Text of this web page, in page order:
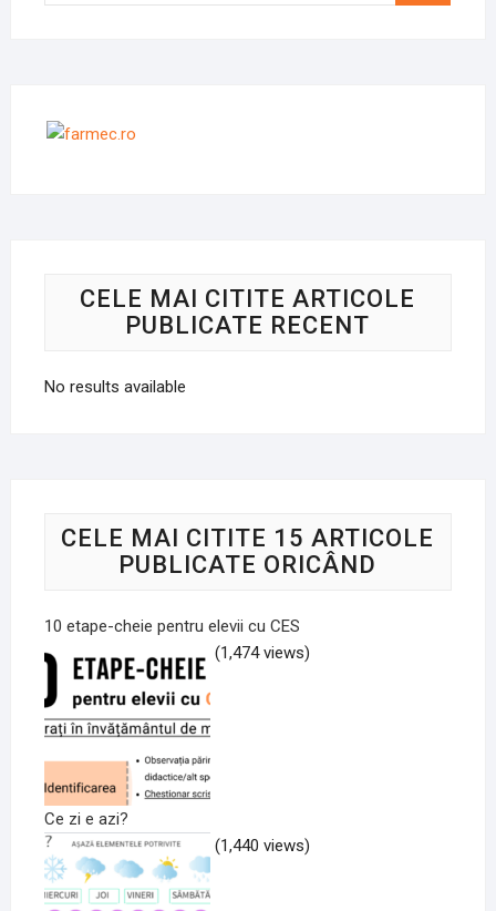
CELE MAI CITITE ARTICOLE
PUBLICATE RECENT
No results available
CELE MAI CITITE 15 ARTICOLE
PUBLICATE ORICÂND
10 etape-cheie pentru elevii cu CES
(1,474 views)
Ce zi e azi?
(1,440 views)